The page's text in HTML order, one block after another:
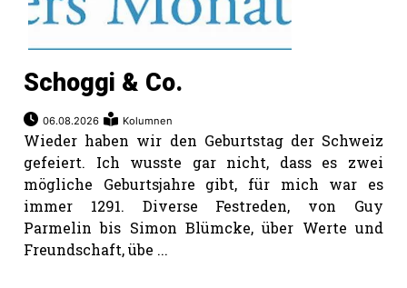
Schoggi & Co.
06.08.2026 Kolumnen
Wieder haben wir den Geburtstag der Schweiz
gefeiert. Ich wusste gar nicht, dass es zwei
mögliche Geburtsjahre gibt, für mich war es
immer 1291. Diverse Festreden, von Guy
Parmelin bis Simon Blümcke, über Werte und
Freundschaft, übe ...